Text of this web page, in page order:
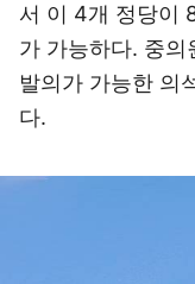
서 이 4개 정당이
가 가능하다. 중
발의가 가능한 의
다.